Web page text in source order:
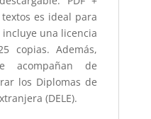
es ideal para
una licencia
copias. Además,
acompañan de
los Diplomas de
(DELE).